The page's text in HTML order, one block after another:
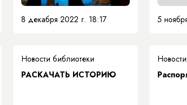
8 декабря 2022 г. 18:17 5
Новости библиотеки
РАСКАЧАТЬ ИСТОРИЮ